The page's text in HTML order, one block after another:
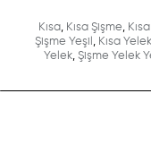
Kısa, Kısa Şişme,
Şişme Yeşil , Kısa Yelek
Yelek, Şişme Yelek